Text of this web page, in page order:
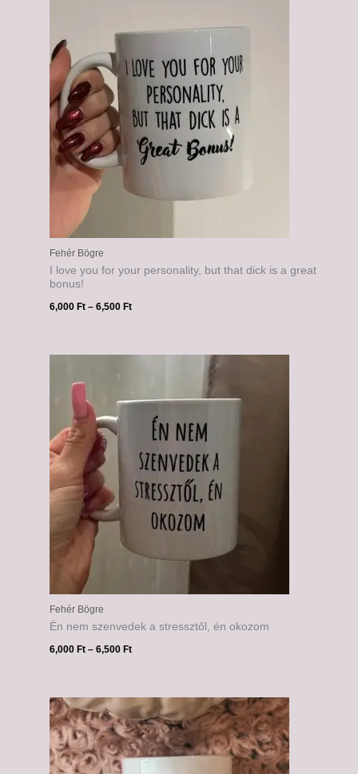
Fehér Bögre
I love you for your personality, but that dick is a great
bonus!
6,000 Ft – 6,500 Ft
6,500 Ft
Fehér Bögre
Én nem szenvedek a stressztől, én okozom
6,000Ft – 6,500Ft
6,000 Ft
-
6,500 Ft